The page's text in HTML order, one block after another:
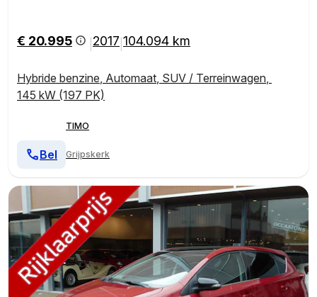
€ 20.995 2017 104.094 km
Hybride benzine, Automaat, SUV / Terreinwagen,
145 kW (197 PK)
TIMO
Grijpskerk
Bel